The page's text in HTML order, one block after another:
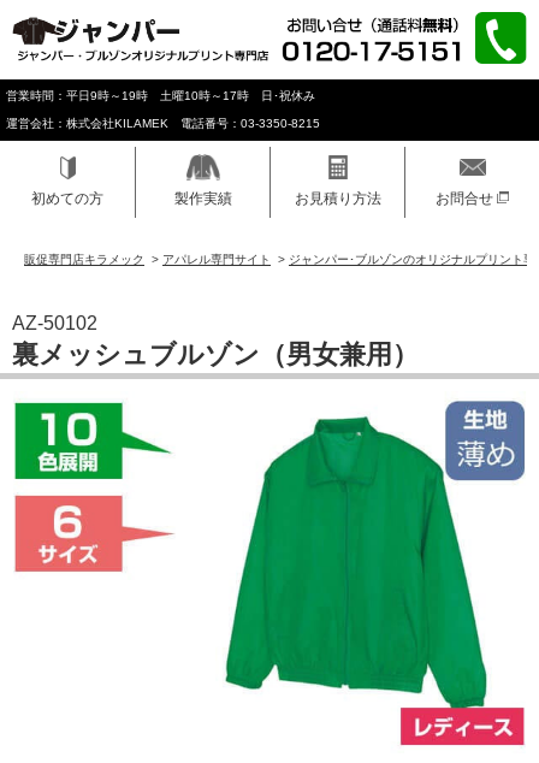
営業時間：平日9時～19時 土曜10時～17時 日･祝休み
運営会社：株式会社KILAMEK 電話番号：03-3350-8215
初めての方 製作実績 お見積り方法 お問合せ
販促専門店キラメック > アパレル専門サイト > ジャンパー･ブルゾンのオリジナルプリント専
AZ-50102
裏メッシュブルゾン（男女兼用）